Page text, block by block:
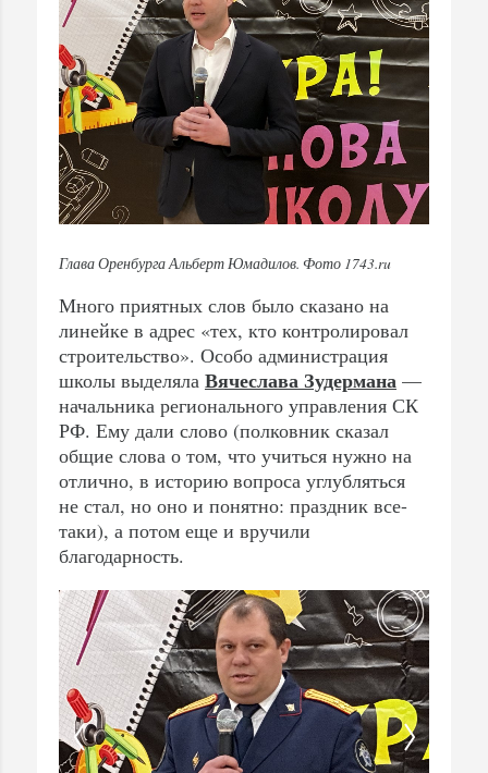
Глава Оренбурга Альберт Юмадилов. Фото 1743.ru
Много приятных слов было сказано на
линейке в адрес «тех, кто контролировал
строительство». Особо администрация
школы выделяла Вячеслава Зудермана —
начальника регионального управления СК
РФ. Ему дали слово (полковник сказал
общие слова о том, что учиться нужно на
отлично, в историю вопроса углубляться
не стал, но оно и понятно: праздник все-
таки), а потом еще и вручили
благодарность.